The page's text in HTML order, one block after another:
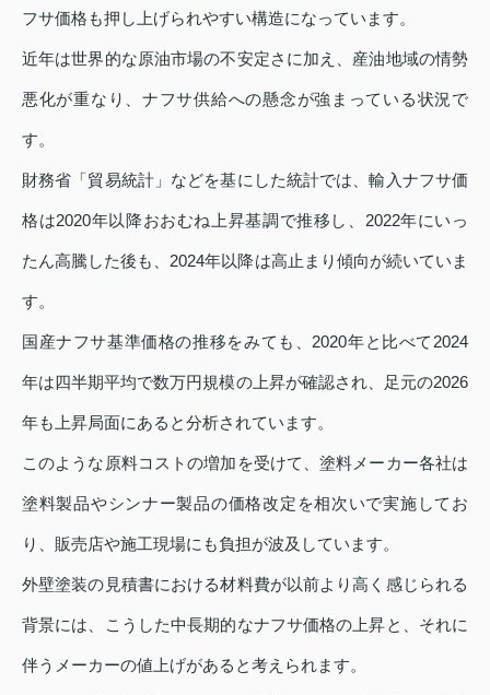
フサ価格も押し上げられやすい構造になっています。
近年は世界的な原油市場の不安定さに加え、産油地域の情勢
悪化が重なり、ナフサ供給への懸念が強まっている状況で
す。
財務省「貿易統計」などを基にした統計では、輸入ナフサ価
格は2020年以降おおむね上昇基調で推移し、2022年にいっ
たん高騰した後も、2024年以降は高止まり傾向が続いていま
す。
国産ナフサ基準価格の推移をみても、2020年と比べて2024
年は四半期平均で数万円規模の上昇が確認され、足元の2026
年も上昇局面にあると分析されています。
このような原料コストの増加を受けて、塗料メーカー各社は
塗料製品やシンナー製品の価格改定を相次いで実施してお
り、販売店や施工現場にも負担が波及しています。
外壁塗装の見積書における材料費が以前より高く感じられる
背景には、こうした中長期的なナフサ価格の上昇と、それに
伴うメーカーの値上げがあると考えられます。